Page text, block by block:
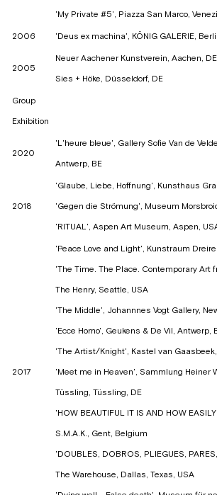
'My Private #5', Piazza San Marco,
2006 'Deus ex machina', KÖNIG GALERIE,
2005
Neuer Aachener Kunstverein, Aachen, DE
Sies + Höke, Düsseldorf, DE
Group
Exhibition
2020
'L'heure bleue', Gallery Sofie Van de
Antwerp, BE
2018
'Glaube, Liebe, Hoffnung', Kunsthaus
'Gegen die Strömung', Museum
'RITUAL', Aspen Art Museum, Aspen,
2017
'Peace Love and Light', Kunstraum
'The Time. The Place. Contemporary Art
The Henry, Seattle, USA
'The Middle', Johannnes Vogt Gallery,
'Ecce Homo', Geukens & De Vil, Antwerp,
'The Artist/Knight', Kastel van
'Meet me in Heaven', Sammlung Heiner
Tüssling, Tüssling, DE
'HOW BEAUTIFUL IT IS AND HOW
S.M.A.K., Gent, Belgium
'DOUBLES, DOBROS, PLIEGUES,
The Warehouse, Dallas, Texas, USA